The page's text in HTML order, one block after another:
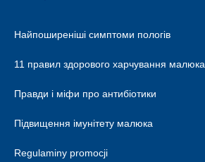
Найпоширеніші симптоми пологів
11 правил здорового харчування малюка
Правди і міфи про антибіотики
Підвищення імунітету малюка
Regulaminy promocji